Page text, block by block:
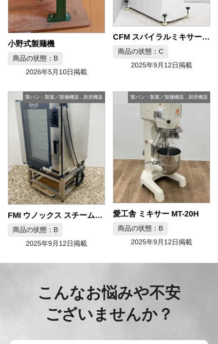
小野式製麺機
商品の状態：B
2026年5月10日掲載
CFM スパイラルミキサー DM-25SYT
商品の状態：C
2025年9月12日掲載
製パン・製菓／製麺機器 厨房機器
FMI ウノックス スチームコンベクションオーブン XJBC-10EU-EPRM
商品の状態：B
2025年9月12日掲載
製パン・製菓／製麺機器 厨房機器
愛工舎 ミキサー MT-20H
商品の状態：B
2025年9月12日掲載
こんなお悩みや不安
ございませんか？